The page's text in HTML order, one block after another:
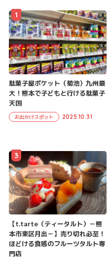
駄菓子屋ポケット（菊池）九州最
大！熊本で子どもと行ける駄菓子
天国
お出かけスポット 2025.10.31
1
【t.tarte（ティータルト）－熊
本市東区月出－】売り切れ必至！
ほどける食感のフルーツタルト専
門店
3